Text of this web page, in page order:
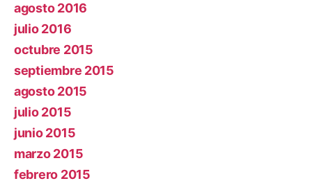
agosto 2016
julio 2016
octubre 2015
septiembre 2015
agosto 2015
julio 2015
junio 2015
marzo 2015
febrero 2015